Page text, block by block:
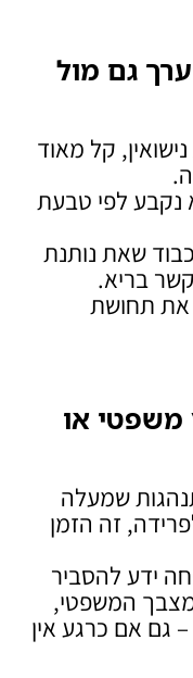
גם מול
קל מאוד
נקבע לפי טבעת
שאת נותנת
בריא.
את תחושת
משפטי או
שמעלה
זה הזמן
ידע להסביר
המשפטי,
גם אם כרגע אין